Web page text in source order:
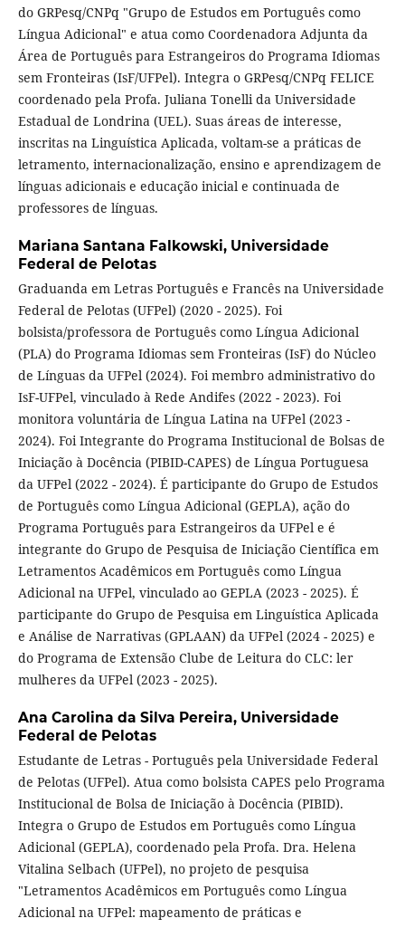
do GRPesq/CNPq "Grupo de Estudos em Português como
Língua Adicional" e atua como Coordenadora Adjunta da
Área de Português para Estrangeiros do Programa Idiomas
sem Fronteiras (IsF/UFPel). Integra o GRPesq/CNPq FELICE
coordenado pela Profa. Juliana Tonelli da Universidade
Estadual de Londrina (UEL). Suas áreas de interesse,
inscritas na Linguística Aplicada, voltam-se a práticas de
letramento, internacionalização, ensino e aprendizagem de
línguas adicionais e educação inicial e continuada de
professores de línguas.
Mariana Santana Falkowski, Universidade
Federal de Pelotas
Graduanda em Letras Português e Francês na Universidade
Federal de Pelotas (UFPel) (2020 - 2025). Foi
bolsista/professora de Português como Língua Adicional
(PLA) do Programa Idiomas sem Fronteiras (IsF) do Núcleo
de Línguas da UFPel (2024). Foi membro administrativo do
IsF-UFPel, vinculado à Rede Andifes (2022 - 2023). Foi
monitora voluntária de Língua Latina na UFPel (2023 -
2024). Foi Integrante do Programa Institucional de Bolsas de
Iniciação à Docência (PIBID-CAPES) de Língua Portuguesa
da UFPel (2022 - 2024). É participante do Grupo de Estudos
de Português como Língua Adicional (GEPLA), ação do
Programa Português para Estrangeiros da UFPel e é
integrante do Grupo de Pesquisa de Iniciação Científica em
Letramentos Acadêmicos em Português como Língua
Adicional na UFPel, vinculado ao GEPLA (2023 - 2025). É
participante do Grupo de Pesquisa em Linguística Aplicada
e Análise de Narrativas (GPLAAN) da UFPel (2024 - 2025) e
do Programa de Extensão Clube de Leitura do CLC: ler
mulheres da UFPel (2023 - 2025).
Ana Carolina da Silva Pereira, Universidade
Federal de Pelotas
Estudante de Letras - Português pela Universidade Federal
de Pelotas (UFPel). Atua como bolsista CAPES pelo Programa
Institucional de Bolsa de Iniciação à Docência (PIBID).
Integra o Grupo de Estudos em Português como Língua
Adicional (GEPLA), coordenado pela Profa. Dra. Helena
Vitalina Selbach (UFPel), no projeto de pesquisa
"Letramentos Acadêmicos em Português como Língua
Adicional na UFPel: mapeamento de práticas e